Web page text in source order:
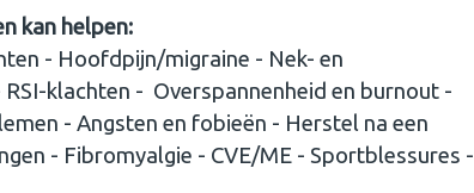
kan helpen:
- Hoofdpijn/migraine - Nek- en
klachten - Overspannenheid en burnout -
- Angsten en fobieën - Herstel na een
- Fibromyalgie - CVE/ME - Sportblessures -